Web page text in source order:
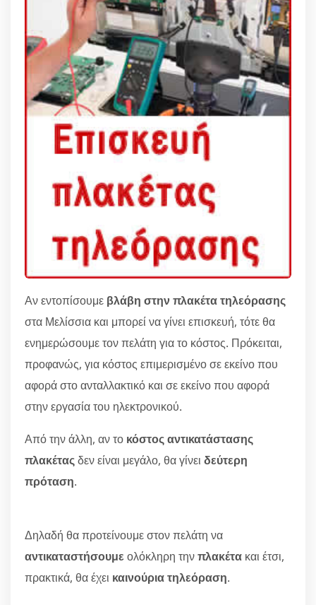
Αν εντοπίσουμε βλάβη στην πλακέτα τηλεόρασης
στα Μελίσσια και μπορεί να γίνει επισκευή, τότε θα
ενημερώσουμε τον πελάτη για το κόστος. Πρόκειται,
προφανώς, για κόστος επιμερισμένο σε εκείνο που
αφορά στο ανταλλακτικό και σε εκείνο που αφορά
στην εργασία του ηλεκτρονικού.
Από την άλλη, αν το κόστος αντικατάστασης
πλακέταςδεν είναι μεγάλο, θα γίνει δεύτερη
πρόταση.
Δηλαδή θα προτείνουμε στον πελάτη να
αντικαταστήσουμε ολόκληρη τηνπλακέτα και έτσι,
πρακτικά, θα έχει καινούρια τηλεόραση.